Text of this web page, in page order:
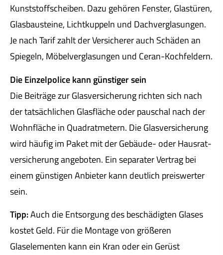
Kunststoffscheiben. Dazu gehören Fenster, Glastüren,
Glasbausteine, Lichtkuppeln und Dachverglasungen.
Je nach Tarif zahlt der Versicherer auch Schäden an
Spiegeln, Möbelverglasungen und Ceran-Kochfeldern.
Die Einzelpolice kann günstiger sein
Die Beiträge zur Glasversicherung richten sich nach
der tatsächlichen Glasfläche oder pauschal nach der
Wohnfläche in Quadratmetern. Die Glasversicherung
wird häufig im Paket mit der Gebäude- oder Haus­rat­
ver­si­che­rung angeboten. Ein separater Vertrag bei
einem günstigen Anbieter kann deutlich preiswerter
sein.
Tipp:Auch die Entsorgung des beschädigten Glases
kostet Geld. Für die Montage von größeren
Glaselementen kann ein Kran oder ein Gerüst